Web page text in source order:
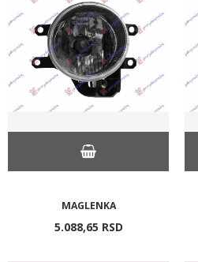
MAGLENKA
5.088,65 RSD